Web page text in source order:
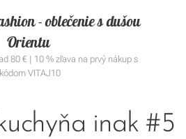
- oblečenie s dušou
Orientu
80 € | 10 % zľava na prvý nákup s
kódom VITAJ10
inak #5